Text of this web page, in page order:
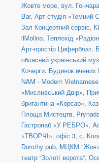
Жовте море, вул.
Bar, Арт-студія «Темний
Зал Концертний сервіс,
ilMolino, Теплохід
Арт-простір Циферблат,
обласний український
Кочерги, Будинок
NAM - Modern
«Мисливський Двір»,
бригантина «Корсар»,
Площа Мистецтв,
Гастропаб «У РЕБРО»,
«ТВОРЧІ», офіс 3, с.
Dorothy pub, МЦКМ
театр “Золоті ворота”,